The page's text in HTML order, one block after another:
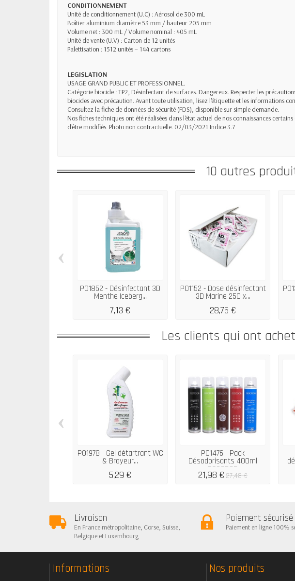
CONDITIONNEMENT
Unité de conditionnement (U.C) : Aérosol de 300 mL
Boîtier aluminium diamètre 53 mm / hauteur 205 mm
Volume net : 300 mL / Volume nominal : 405 mL
Unité de vente (U.V) : Carton de 12 unités
Palettisation : 1512 unités – 144 cartons
LEGISLATION
USAGE GRAND PUBLIC ET PROFESSIONNEL.
Catégorie biocide : TP2, Désinfectant de surfaces. Dangereux. Respecter les
biocides avec précaution. Avant toute utilisation, lisez l'étiquette et les informations
Consultez la fiche de données de sécurité (FDS), disponible sur simple demande.
Nos fiches techniques ont été réalisées dans l'état actuel de nos connaissances
d'être modifiés. Photo non contractuelle. 02/03/2021 Indice 3.7
10 autres
P01852 - Désinfectant 3D
Menthe Iceberg...
7,13 €
P01152 - Dose désinfectant
3D Marine 250 x...
28,75 €
‹
Les clients qui ont
P01978 - Gel détartrant WC
& Broyeur...
5,29 €
P01476 - Pack
Désodorisants 400ml
DESODOR
21,98 € 27,48 €
‹
Livraison
En France métropolitaine, Corse, Suisse,
Belgique et Luxembourg
Paiement sécurisé
Paiement en ligne 100%
Informations Nos produits